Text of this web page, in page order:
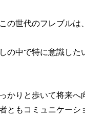
の世代のフレブルは
の中で特に意識し
かりと歩いて将来
ともコミュニケーシ